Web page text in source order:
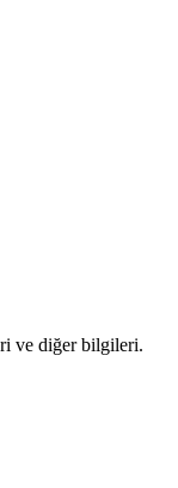
ve diğer bilgileri.